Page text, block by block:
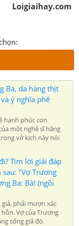
Loigiaihay.com
Ba, da hàng thịt
ý nghĩa phê
hạnh phúc con
một nghệ sĩ hăng
vở kịch này nói
Tìm lời giải đáp
"Vợ Trương
Ba: Bà! (ngồi
phải mượn xác
Vợ của Trương
sống giả đó.